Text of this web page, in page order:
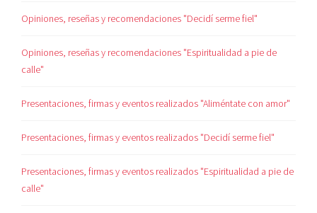
Opiniones, reseñas y recomendaciones "Decidí serme fiel"
Opiniones, reseñas y recomendaciones "Espiritualidad a pie de
calle"
Presentaciones, firmas y eventos realizados "Aliméntate con amor"
Presentaciones, firmas y eventos realizados "Decidí serme fiel"
Presentaciones, firmas y eventos realizados "Espiritualidad a pie de
calle"